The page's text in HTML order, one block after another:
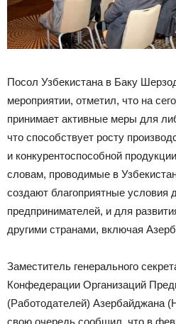
Посол Узбекистана в Баку
мероприятии, отметил, что на
принимает активные меры для
что способствует росту
и конкурентоспособной
словам, проводимые в
создают благоприятные условия
предпринимателей, и для
другими странами, включая
Заместитель генерального
Конфедерации Организаций
(Работодателей) Азербайджана